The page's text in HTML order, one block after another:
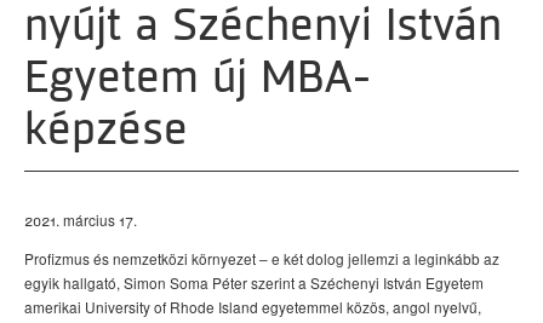
nyújt a Széchenyi István
Egyetem új MBA-
képzése
2021. március 17.
Profizmus és nemzetközi környezet – e két dolog jellemzi a leginkább az
egyik hallgató, Simon Soma Péter szerint a Széchenyi István Egyetem
amerikai University of Rhode Island egyetemmel közös, angol nyelvű,